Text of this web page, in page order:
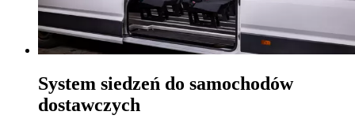
System siedzeń do samochodów
dostawczych